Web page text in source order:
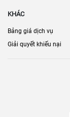
KHÁC
Bảng giá dịch vụ
Giải quyết khiếu nại